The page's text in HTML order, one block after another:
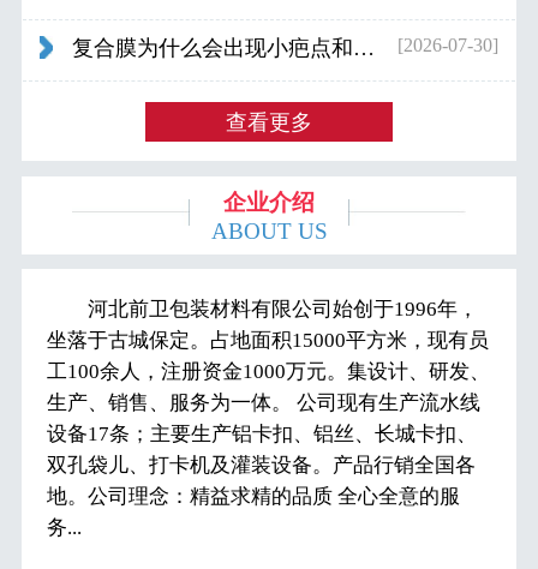
复合膜为什么会出现小疤点和波浪纹... [2026-07-30]
查看更多
企业介绍
ABOUT US
河北前卫包装材料有限公司始创于1996年，
坐落于古城保定。占地面积15000平方米，现有员
工100余人，注册资金1000万元。集设计、研发、
生产、销售、服务为一体。 公司现有生产流水线
设备17条；主要生产铝卡扣、铝丝、长城卡扣、
双孔袋儿、打卡机及灌装设备。产品行销全国各
地。公司理念：精益求精的品质 全心全意的服
务...